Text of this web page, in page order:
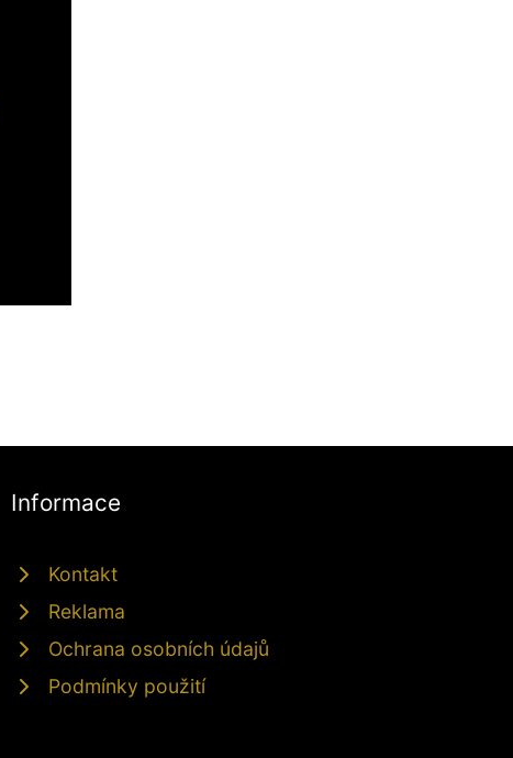
Informace
Kontakt
Reklama
Ochrana osobních údajů
Podmínky použití